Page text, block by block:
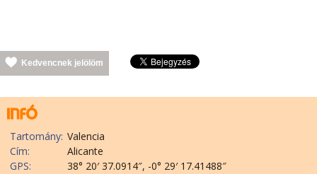
Kedvencnek jelölöm
Tartomány: Valencia
Cím:
Alicante
GPS:
38° 20′ 37.0914″, -0° 29′ 17.41488″